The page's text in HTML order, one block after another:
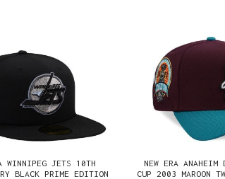
WINNIPEG JETS 10TH
BLACK PRIME EDITION
NEW ERA ANAHEIM
CUP 2003 MAROON